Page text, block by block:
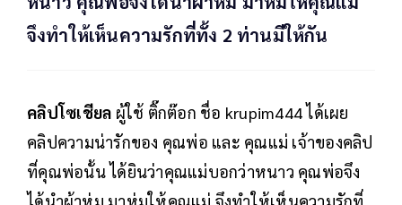
จึงทำให้เห็นความรักที่ทั้ง 2 ท่านมีให้กัน
คลิปโซเชียล ผู้ใช้ ติ๊กต๊อก ชื่อ krupim444 ได้เผย
คลิปความน่ารักของ คุณพ่อ และ คุณแม่ เจ้าของคลิป
ที่คุณพ่อนั้น ได้ยินว่าคุณแม่บอกว่าหนาว คุณพ่อจึง